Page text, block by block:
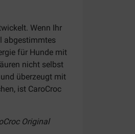
Wenn Ihr
abgestimmtes
für Hunde mit
nicht selbst
überzeugt mit
ist CaroCroc
Original